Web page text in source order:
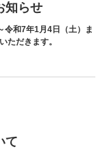
知らせ
令和7年1月4日（土）ま
ただきます。
て